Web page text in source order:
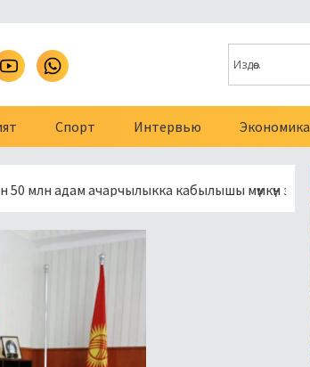
Спорт Интервью Экономика
ачарчылыкка кабылышы мүмкүн экенин айтты